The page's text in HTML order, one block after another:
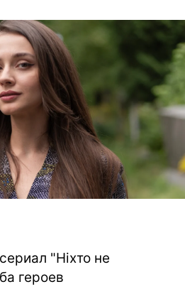
"Ніхто не
героев